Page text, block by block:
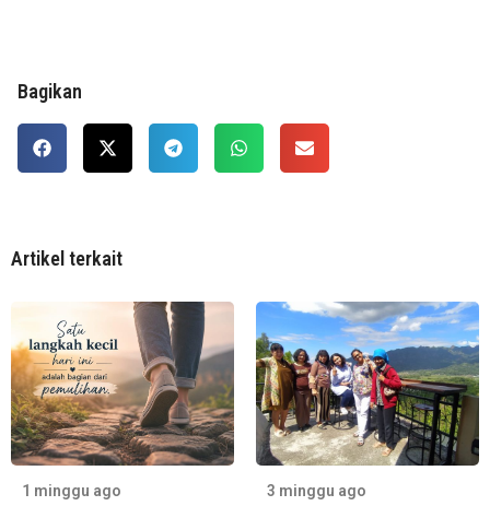
Bagikan
Artikel terkait
1 minggu ago 3 minggu ago